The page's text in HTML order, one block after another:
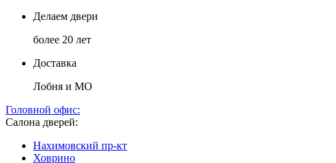
Делаем двери
более 20 лет
Доставка
Лобня и МО
Головной офис:
Салона дверей:
Нахимовский пр-кт
Ховрино